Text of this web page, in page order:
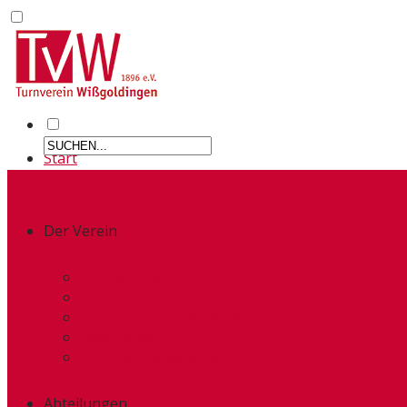
Start
Der Verein